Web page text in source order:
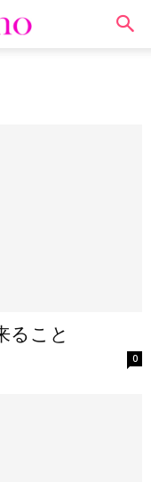
ること
0